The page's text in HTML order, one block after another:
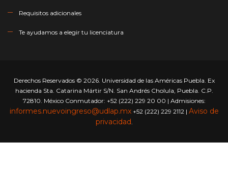
Requisitos adicionales
Te ayudamos a elegir tu licenciatura
Derechos Reservados © 2026. Universidad de las Américas Puebla. Ex
hacienda Sta. Catarina Mártir S/N. San Andrés Cholula, Puebla. C.P.
72810. México Conmutador: +52 (222) 229 20 00 | Admisiones:
informes.nuevoingreso@udlap.mx+52 (222) 229 2112 | Aviso de
privacidad.